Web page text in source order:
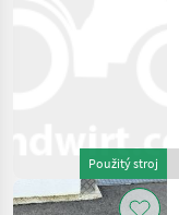
Použitý stroj